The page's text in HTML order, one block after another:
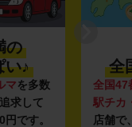
の
い♪
マを多数
求して
です。
全
全国47
駅チカ
店舗で